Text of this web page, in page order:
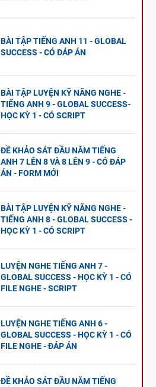
BÀI TẬP TIẾNG ANH 11 - GLOBAL
SUCCESS - CÓ ĐÁP ÁN
BÀI TẬP LUYỆN KỸ NĂNG NGHE -
TIẾNG ANH 9 - GLOBAL SUCCESS-
HỌC KỲ 1 - CÓ SCRIPT
ĐỀ KHẢO SÁT ĐẦU NĂM TIẾNG
ANH 7 LÊN 8 VÀ 8 LÊN 9 - CÓ ĐÁP
ÁN - FORM MỚI
BÀI TẬP LUYỆN KỸ NĂNG NGHE -
TIẾNG ANH 8 - GLOBAL SUCCESS -
HỌC KỲ 1 - CÓ SCRIPT
LUYỆN NGHE TIẾNG ANH 7 -
GLOBAL SUCCESS - HỌC KỲ 1 - CÓ
FILE NGHE - SCRIPT
LUYỆN NGHE TIẾNG ANH 6 -
GLOBAL SUCCESS - HỌC KỲ 1 - CÓ
FILE NGHE - ĐÁP ÁN
ĐỀ KHẢO SÁT ĐẦU NĂM TIẾNG